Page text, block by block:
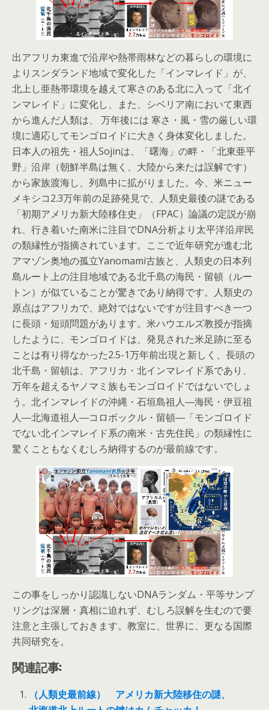
出アフリカ東進で沿岸や熱帯雨林などの暮らしの環境に
よりスンダランド地域で変化した「インマレイド」が、
北上し亜熱帯環境を越えて寒さのある北に入って「北イ
ンマレイド」に変化し、また、シベリア南において東西
から進んだ人類は、 万年後には 寒さ・風・雪の厳しい環
境に適応してモンゴロイドに大きく身体変化しました。
日本人の祖先・祖人Sojinは、「曙海」の畔・「北東亜平
野」沿岸（朝鮮半島は無く、大陸から来たは誤解です）
から家族渡海し、列島中に拡がりました。今、米ニュー
メキシコ2.3万年前の足跡発見で、人類史最後の謎である
「初期アメリカ新大陸移住史」（FPAC）論議の定説が崩
れ、行き着いた南米に注目でDNA分析より太平洋沿岸民
の類縁性が指摘されています。ここで近年研究が進む北
アマゾン奥地の孤立Yanomami古族と、人類史の日本列
島ルート上の注目地域である北千島の海民・留頓（ルー
トン）が似ていることが驚きであり納得です。人類史の
原点はアフリカで、絶対ではないですが注目すべき一つ
に長頭・短頭問題があります。米ハウエルズ教授が指摘
したように、モンゴロイドは、発見された米足跡に至る
ことは有り得なかった2.5-1万年前出現と新しく、長頭の
北千島・留頓は、アフリカ・北インマレイド系であり、
万年を超えるヤノマミ族もモンゴロイドではないでしょ
う。北インマレイドの沖縄・石垣島祖人―海民・伊豆祖
人―北海道祖人―コロボックル・留頓―「モンゴロイド
でない北インマレイド系の南米・古先住民」の類縁性に
驚くこともなくむしろ納得するのが最前線です。
この事をしっかり認識しないDNAランダム・平等サンプ
リングは深層・真相に迫れず、むしろ誤解を生むので要
注意と主張しておきます。教室に、世界に、更なる国際
共同研究を。
関連記事:
（人類史最前線） アメリカ新大陸移住の謎、